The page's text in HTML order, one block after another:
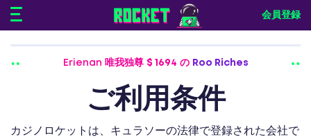
会員登録
Kerry 唯我独尊$ 1482の Wolf Power: Hold and
ご利用条件
カジノロケットは、キュラソーの法律で登録された会社で